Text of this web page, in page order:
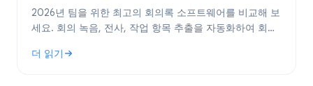
2026년 팀을 위한 최고의 회의록 소프트웨어를 비교해 보
세요. 회의 녹음, 전사, 작업 항목 추출을 자동화하여 회의
더 읽기
: 2026년 최고의 회의록 소프트웨어: 모든 결정을 자동으로 기록